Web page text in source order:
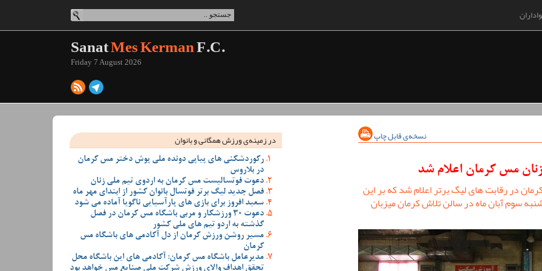
SanatMes KermanF.C.
Friday 7 August 2026
نسخه‌ی قابل چاپ
مس کرمان اعلام شد
در رقابت های لیگ برتر اعلام شد که بر این
مس کرمان از ساعت 11 روز شنبه سوم آبان ماه در سالن تلاش کرمان میزبان
در زمینه‌ی ورزش همگانی و بانوان
رکوردشکنی های پیاپی دونده ملی پوش دختر مس کرمان
در بلاروس
دعوت فوتسالیست مس کرمان به اردوی تیم ملی زنان
فصل جدید لیگ برتر فوتسال بانوان کشور از ابتدای مهر ماه
سعید افروز برای بازی های پارآسیایی ناگویا آماده می شود
دعوت 30 ورزشکار و مربی باشگاه مس کرمان در فصل
گذشته به اردو تیم های ملی کشور
مسیر روشن ورزش کرمان از دل آکادمی های باشگاه مس
کرمان
مدیرعامل باشگاه مس کرمان: آکادمی های این باشگاه محل
تحقق اهداف والای ورزش شرکت ملی صنایع مس خواهد بود